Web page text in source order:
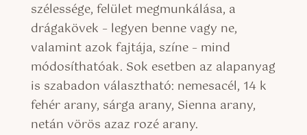
szélessége, felület megmunkálása, a
drágakövek – legyen benne vagy ne,
valamint azok fajtája, színe – mind
módosíthatóak. Sok esetben az alapanyag
is szabadon választható: nemesacél, 14 k
fehér arany, sárga arany, Sienna arany,
netán vörös azaz rozé arany.